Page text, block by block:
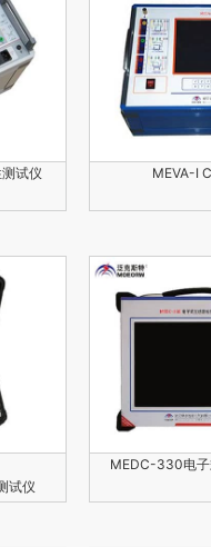
试仪 MEVA-I
试仪
MEDC-330电子